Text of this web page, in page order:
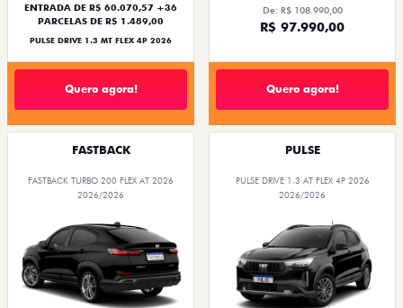
ENTRADA DE R$ 60.070,57 +36
PARCELAS DE R$ 1.489,00
PULSE DRIVE 1.3 MT FLEX 4P 2026
Quero agora!
De: R$ 108.990,00
R$ 97.990,00
Quero agora!
FASTBACK
FASTBACK TURBO 200 FLEX AT 2026
2026/2026
PULSE
PULSE DRIVE 1.3 AT FLEX 4P 2026
2026/2026